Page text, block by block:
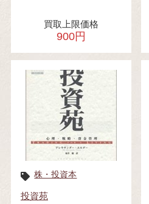
買取上限価格
900円
株・投資本
投資苑